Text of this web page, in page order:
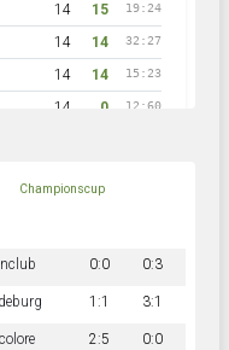
14 15 19:24
14 14 32:27
14 14 15:23
14 0 12:60
Championscup
0:0 0:3
1:1 3:1
2:5 0:0